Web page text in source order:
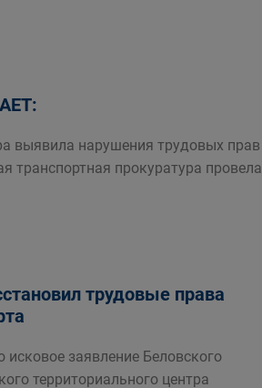
выявила нарушения трудовых прав
транспортная прокуратура провела
трудовые права
заявление Беловского
территориального центра